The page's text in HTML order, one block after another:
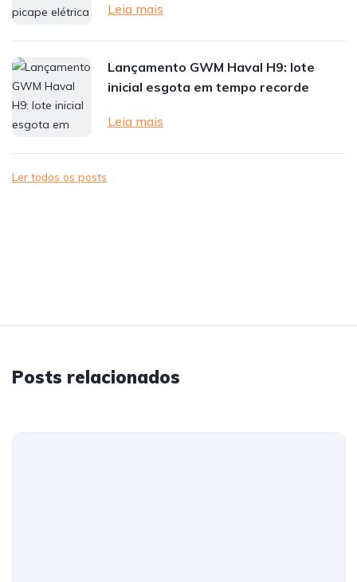
Leia mais
Lançamento GWM Haval H9: lote
inicial esgota em tempo recorde
Leia mais
Ler todos os posts
Posts relacionados